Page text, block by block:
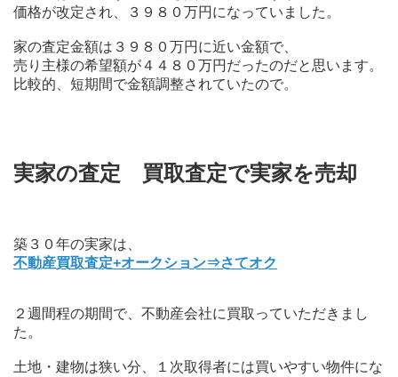
価格が改定され、３９８０万円になっていました。
家の査定金額は３９８０万円に近い金額で、
売り主様の希望額が４４８０万円だったのだと思います。
比較的、短期間で金額調整されていたので。
実家の査定 買取査定で実家を売却
築３０年の実家は、
不動産買取査定+オークション⇒さてオク
２週間程の期間で、不動産会社に買取っていただきまし
た。
土地・建物は狭い分、１次取得者には買いやすい物件にな